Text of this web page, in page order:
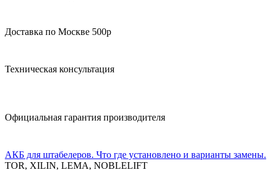
Доставка по Москве 500р
Техническая консультация
Официальная гарантия производителя
АКБ для штабелеров. Что где установлено и варианты замены.
TOR, XILIN, LEMA, NOBLELIFT